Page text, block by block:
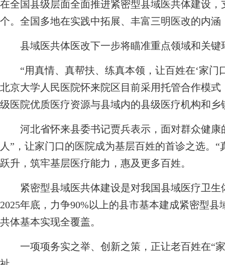
在全国县级层面全面推进紧密型县域医共体建设，
个。全国多地在实践中拓展、丰富三明医改的内
县域医共体医改下一步将瞄准重点领域和关键
“用真情、真帮扶、练真本领，让百姓在‘家门
北京大学人民医院怀来院区目前采用托管合作模
级医院优质医疗资源与县域内的县级医疗机构和乡
河北省怀来县委书记贾兵表示，面对群众健康
人”，让家门口的医院成为基层百姓的首诊之选。
跃升，筑牢基层医疗能力，惠及更多百姓。
紧密型县域医共体建设是对我国县域医疗卫生
2025年底，力争90%以上的县市基本建成紧密型
共体基本实现全覆盖。
一项项务实之举、创新之策，正让老百姓在“家